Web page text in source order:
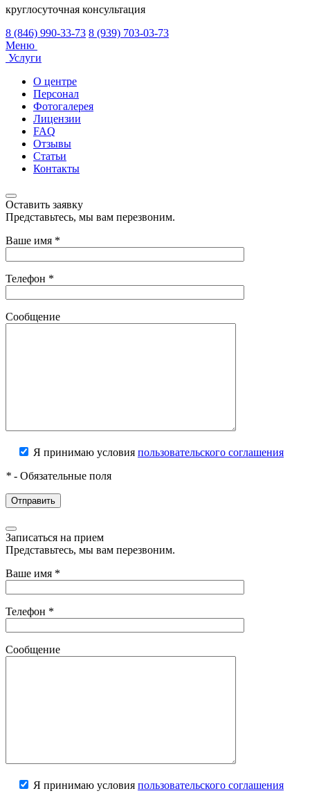
круглосуточная консультация
8 (846) 990-33-73 8 (939) 703-03-73
Меню
Услуги
О центре
Персонал
Фотогалерея
Лицензии
FAQ
Отзывы
Статьи
Контакты
Оставить заявку
Представьтесь, мы вам перезвоним.
Ваше имя *
Телефон *
Сообщение
Я принимаю условия пользовательского соглашения
* - Обязательные поля
Записаться на прием
Представьтесь, мы вам перезвоним.
Ваше имя *
Телефон *
Сообщение
Я принимаю условия пользовательского соглашения